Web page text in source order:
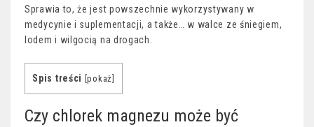
Sprawia to, że jest powszechnie wykorzystywany w
medycynie i suplementacji, a także… w walce ze śniegiem,
lodem i wilgocią na drogach.
Spis treści [pokaż
Czy chlorek magnezu może być